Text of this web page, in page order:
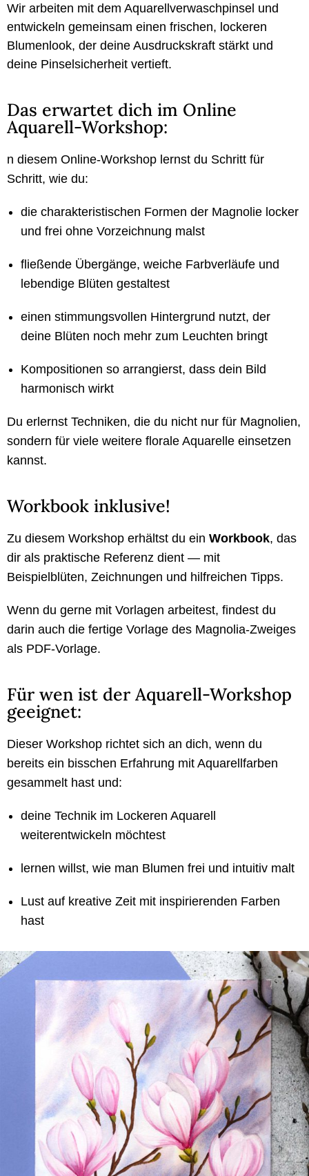
Wir arbeiten mit dem Aquarellverwaschpinsel und
entwickeln gemeinsam einen frischen, lockeren
Blumenlook, der deine Ausdruckskraft stärkt und
deine Pinselsicherheit vertieft.
Das erwartet dich im Online
Aquarell-Workshop:
n diesem Online‑Workshop lernst du Schritt für
Schritt, wie du:
die charakteristischen Formen der Magnolie locker
und frei ohne Vorzeichnung malst
fließende Übergänge, weiche Farbverläufe und
lebendige Blüten gestaltest
einen stimmungsvollen Hintergrund nutzt, der
deine Blüten noch mehr zum Leuchten bringt
Kompositionen so arrangierst, dass dein Bild
harmonisch wirkt
Du erlernst Techniken, die du nicht nur für Magnolien,
sondern für viele weitere florale Aquarelle einsetzen
kannst.
Workbook inklusive!
Zu diesem Workshop erhältst du ein Workbook, das
dir als praktische Referenz dient — mit
Beispielblüten, Zeichnungen und hilfreichen Tipps.
Wenn du gerne mit Vorlagen arbeitest, findest du
darin auch die fertige Vorlage des Magnolia‑Zweiges
als PDF-Vorlage.
Für wen ist der Aquarell-Workshop
geeignet:
Dieser Workshop richtet sich an dich, wenn du
bereits ein bisschen Erfahrung mit Aquarellfarben
gesammelt hast und:
deine Technik im Lockeren Aquarell
weiterentwickeln möchtest
lernen willst, wie man Blumen frei und intuitiv malt
Lust auf kreative Zeit mit inspirierenden Farben
hast